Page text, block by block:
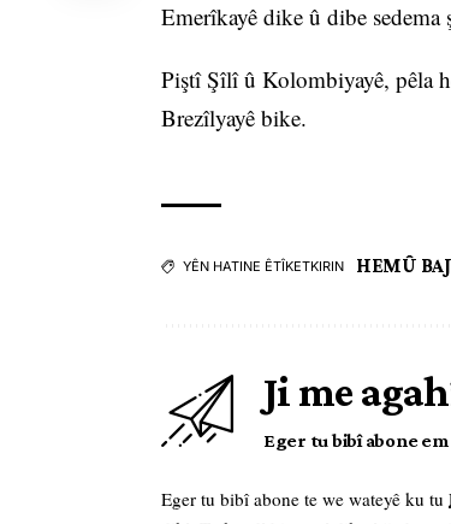
Emerîkayê dike û dibe sedema
Piştî Şîlî û Kolombiyayê, pêla
Brezîlyayê bike.
YÊN HATINE ÊTÎKETKIRIN HEMÛ
Ji me
Eger tu bibî abone
Eger tu bibî abone te we wateyê ku tu